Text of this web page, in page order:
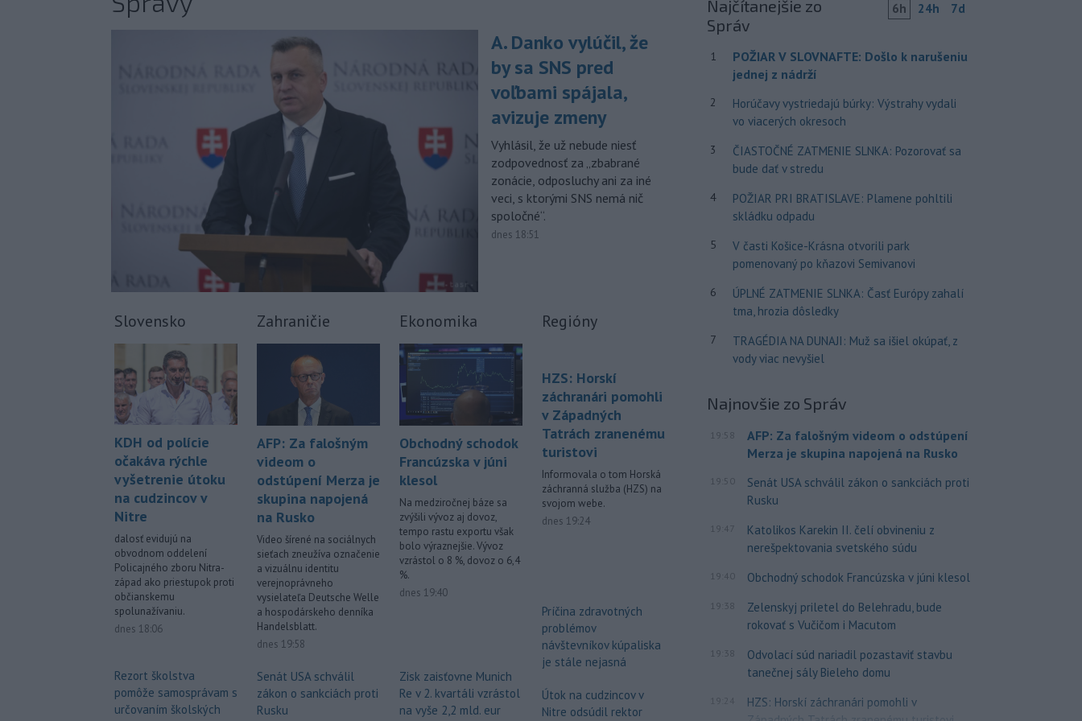
pozorovať čiastočné zatmenie
maximum roja Perzeidy
09:01
Generálna prokuratúra SR
podala v súvislosti s určením
volebnýchobvodov celkovo osem
piatim uzneseniam mestských
zastupiteľstiev a trom uzneseniam
zastupiteľstiev samosprávnych krajov.
Viac >
A. Danko vylúčil, že
by sa SNS pred
voľbami spájala,
avizuje zmeny
Vyhlásil, že už nebude niesť
zodpovednosť za „zbabrané
zonácie, odposluchy ani za iné
veci, s ktorými SNS nemá nič
spoločné“.
dnes 18:51
Slovensko
KDH od polície
očakáva rýchle
vyšetrenie útoku
na cudzincov v
Nitre
dalosť evidujú na
obvodnom oddelení
Policajného zboru Nitra-
západ ako priestupok proti
občianskemu
spolunažívaniu.
dnes 18:06
Rezort školstva
pomôže samosprávam s
určovaním školských
Zahraničie
AFP: Za falošným
videom o
odstúpení Merza je
skupina napojená
na Rusko
Video šírené na sociálnych
sieťach zneužíva označenie
a vizuálnu identitu
verejnoprávneho
vysielateľa Deutsche Welle
a hospodárskeho denníka
Handelsblatt.
dnes 19:58
Senát USA schválil
zákon o sankciách proti
Rusku
Ekonomika
Obchodný schodok
Francúzska v júni
klesol
Na medziročnej báze sa
zvýšili vývoz aj dovoz,
tempo rastu exportu však
bolo výraznejšie. Vývoz
vzrástol o 8 %, dovoz o 6,4
%.
dnes 19:40
Zisk zaisťovne Munich
Re v 2. kvartáli vzrástol
na vyše 2,2 mld. eur
Regióny
HZS: Horskí
záchranári pomohli
v Západných
Tatrách zranenému
turistovi
Informovala o tom Horská
záchranná služba (HZS) na
svojom webe.
dnes 19:24
Príčina zdravotných
problémov
návštevníkov kúpaliska
je stále nejasná
Útok na cudzincov v
Nitre odsúdil rektor
Najčítanejšie zo
Správ
6h 24h 7d
1
POŽIAR V SLOVNAFTE: Došlo k narušeniu
jednej z nádrží
2
Horúčavy vystriedajú búrky: Výstrahy vydali
vo viacerých okresoch
3
ČIASTOČNÉ ZATMENIE SLNKA: Pozorovať sa
bude dať v stredu
4
POŽIAR PRI BRATISLAVE: Plamene pohltili
skládku odpadu
5
V časti Košice-Krásna otvorili park
pomenovaný po kňazovi Semivanovi
6
ÚPLNÉ ZATMENIE SLNKA: Časť Európy zahalí
tma, hrozia dôsledky
7
TRAGÉDIA NA DUNAJI: Muž sa išiel okúpať, z
vody viac nevyšiel
Najnovšie zo Správ
19:58
AFP: Za falošným videom o odstúpení
Merza je skupina napojená na Rusko
19:50
Senát USA schválil zákon o sankciách proti
Rusku
19:47
Katolikos Karekin II. čelí obvineniu z
nerešpektovania svetského súdu
19:40 Obchodný schodok Francúzska v júni klesol
19:38
Zelenskyj priletel do Belehradu, bude
rokovať s Vučičom i Macutom
19:38
Odvolací súd nariadil pozastaviť stavbu
tanečnej sály Bieleho domu
HZS: Horskí záchranári pomohli v